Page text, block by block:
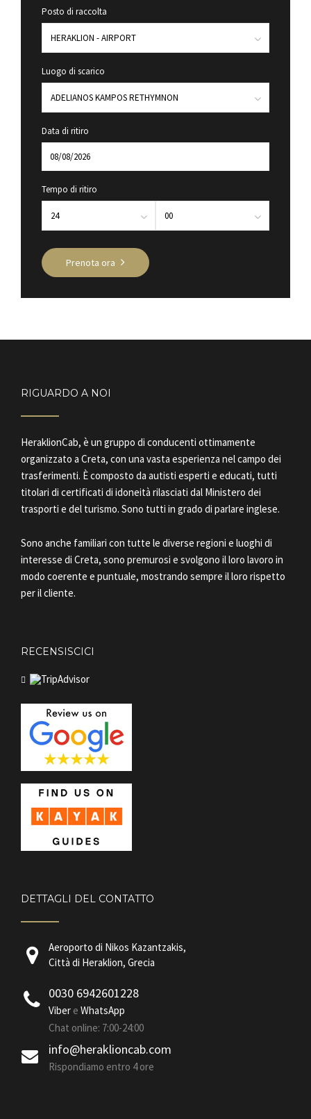
Posto di raccolta
Luogo di scarico
Data di ritiro
Tempo di ritiro
Prenota ora
RIGUARDO A NOI
HeraklionCab, è un gruppo di conducenti ottimamente
organizzato a Creta, con una vasta esperienza nel campo dei
trasferimenti. È composto da autisti esperti e educati, tutti
titolari di certificati di idoneità rilasciati dal Ministero dei
trasporti e del turismo. Sono tutti in grado di parlare inglese.
Sono anche familiari con tutte le diverse regioni e luoghi di
interesse di Creta, sono premurosi e svolgono il loro lavoro in
modo coerente e puntuale, mostrando sempre il loro rispetto
per il cliente.
RECENSISCICI
DETTAGLI DEL CONTATTO
Aeroporto di Nikos Kazantzakis,
Città di Heraklion, Grecia
0030 6942601228
Viber e WhatsApp
Chat online: 7:00-24:00
info@heraklioncab.com
Rispondiamo entro 4 ore